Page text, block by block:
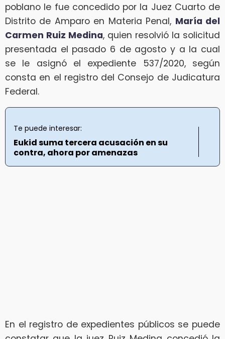
poblano le fue concedido por la Juez Cuarto de
Distrito de Amparo en Materia Penal, María del
Carmen Ruiz Medina, quien resolvió la solicitud
presentada el pasado 6 de agosto y a la cual
se le asignó el expediente 537/2020, según
consta en el registro del Consejo de Judicatura
Federal.
Te puede interesar:
Eukid suma tercera acusación en su
contra, ahora por amenazas
En el registro de expedientes públicos se puede